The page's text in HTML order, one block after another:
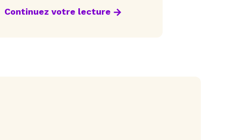
charge léducation de leurs enfants
Continuez votre lecture